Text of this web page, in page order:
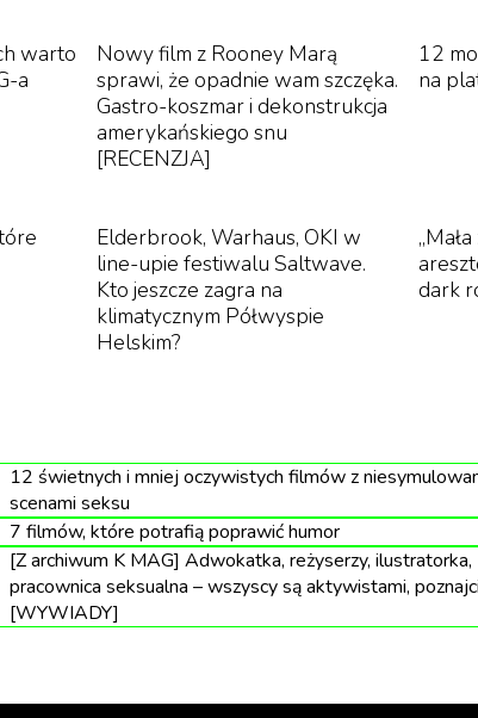
także pokaz specjalny filmu „Shoah”,
Zagłady” (określenie Tadeusza Lubelskiego)
Claude’a Lanzmanna. Premiera filmu odbyła
z najważniejszych dzieł filmowych XX wieku, zaś
z czego sam montaż zajął pół dekady. Zdjęcia
śmierci, lecz w filmie nie ma ani jednego
pomniki, lasy, pola, tory kolejowe. Reżyser chciał
wspomnień i zadać pytanie o naturę pamięci.
Tematem filmu nie jest to, jak Żydom
żyjący, jako świadkowie śmierci.
warto
a
Nowy film z Rooney Marą
sprawi, że opadnie wam szczęka.
Gastro-koszmar i dekonstrukcja
amerykańskiego snu
[RECENZJA]
12
na
Elderbrook, Warhaus, OKI w
line-upie festiwalu Saltwave.
Kto jeszcze zagra na
klimatycznym Półwyspie
Helskim?
dark
12 świetnych i mniej oczywistych filmów z
scenami seksu
7 filmów, które potrafią poprawić humor
[Z archiwum K MAG] Adwokatka, reżyserzy, ilustratorka,
pracownica seksualna – wszyscy są aktywistami,
[WYWIADY]